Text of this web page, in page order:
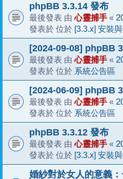
phpBB 3.3.14 發布
最後發表 由心靈捕手 «
發表於 位於 [3.3.x] 安裝
[2024-09-08] phpBB
最後發表 由心靈捕手 «
發表於 位於 系統公告區
[2024-06-09] phpBB
最後發表 由心靈捕手 «
發表於 位於 系統公告區
phpBB 3.3.12 發布
最後發表 由心靈捕手 «
發表於 位於 [3.3.x] 安裝
婚紗對於女人的意義